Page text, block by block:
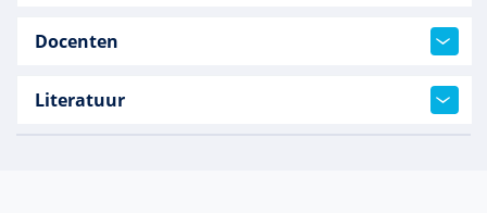
Docenten
Literatuur